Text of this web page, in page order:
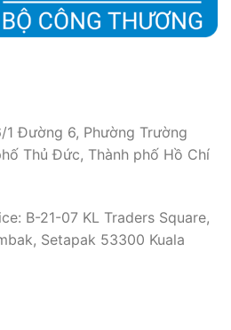
1 Đường 6, Phường Trường
Thủ Đức, Thành phố Hồ Chí
B-21-07 KL Traders Square,
Setapak 53300 Kuala